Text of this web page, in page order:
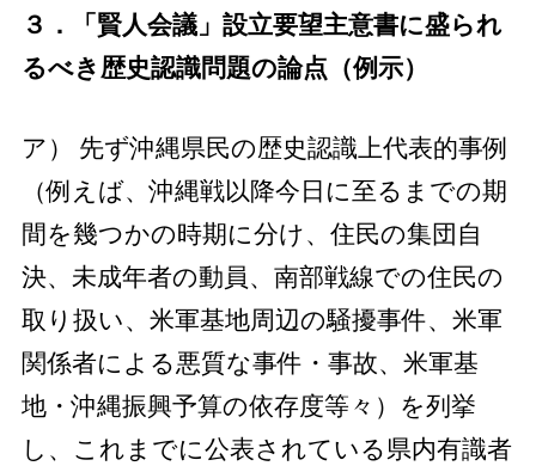
３．「賢人会議」設立要望主意書に盛られ
るべき歴史認識問題の論点（例示）
ア） 先ず沖縄県民の歴史認識上代表的事例
（例えば、沖縄戦以降今日に至るまでの期
間を幾つかの時期に分け、住民の集団自
決、未成年者の動員、南部戦線での住民の
取り扱い、米軍基地周辺の騒擾事件、米軍
関係者による悪質な事件・事故、米軍基
地・沖縄振興予算の依存度等々）を列挙
し、これまでに公表されている県内有識者